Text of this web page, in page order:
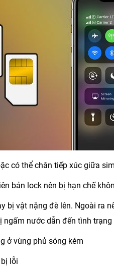
có thể chân tiếp xúc giữa
bản lock nên bị hạn chế
bị vật nặng đè lên. Ngoài ra
nước dẫn đến tình
ở vùng phủ sóng kém
lỗi